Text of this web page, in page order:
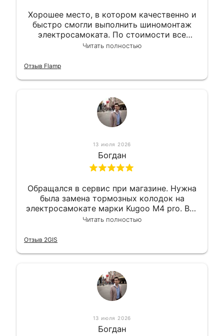
Хорошее место, в котором качественно и
быстро смогли выполнить шиномонтаж
электросамоката. По стоимости все
вышло вообще приемлемо хочу сказать.
Читать полностью
Отзыв Flamp
13 июля 2026
Богдан
Обращался в сервис при магазине. Нужна
была замена тормозных колодок на
электросамокате марки Kugoo M4 pro. Всё
сделали в лучшем виде и в максимально
гарантии, поэтому и обратился в этот
Читать полностью
Отзыв 2GIS
13 июля 2026
Богдан